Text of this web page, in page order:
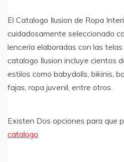
El Catalogo Ilusion de Ropa
cuidadosamente seleccionado
lenceria elaboradas con las
catalogo Ilusion incluye cientos
estilos como babydolls, bikinis,
fajas, ropa juvenil, entre otros.
Existen Dos opciones para que
catalogo